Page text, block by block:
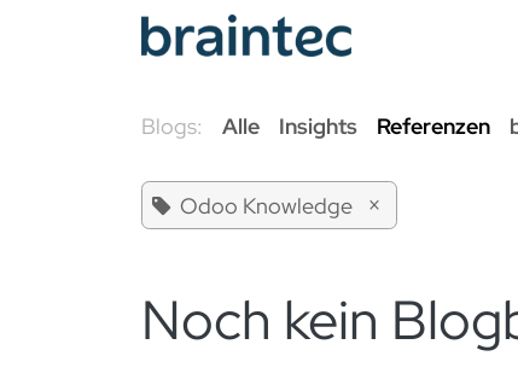
Zum Inhalt springen
Blogs: Alle Insights Referenzen
Odoo Knowledge ×
Noch kein